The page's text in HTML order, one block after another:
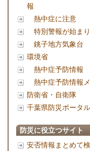
報
熱中症に注意
特別警報が始まり
銚子地方気象台
環境省
熱中症予防情報
熱中症予防情報
防衛省・自衛隊
千葉県防災ポータ
防災に役立つサイト
安否情報まとめて